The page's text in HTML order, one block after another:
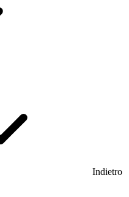
Indietro